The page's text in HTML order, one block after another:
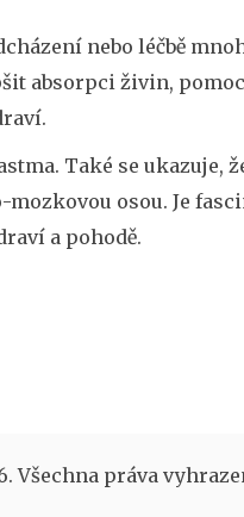
nebo léčbě
absorpci živin,
Také se ukazuje,
osou. Je
a pohodě.
Všechna práva